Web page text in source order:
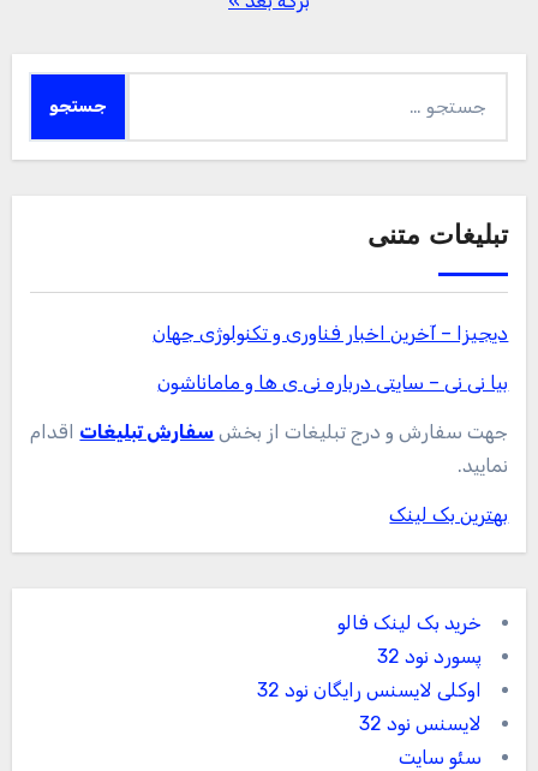
برای:
تبلیغات متنی
دیجیزا – آخرین اخبار فناوری و تکنولوژی جهان
بیا نی نی – سایتی درباره نی ی ها و ماماناشون
جهت سفارش و درج تبلیغات از بخش سفارش تبلیغات اقدام
نمایید.
بهترین بک لینک
خرید بک لینک فالو
پسورد نود 32
اوکلی لایسنس رایگان نود 32
لایسنس نود 32
سئو سایت